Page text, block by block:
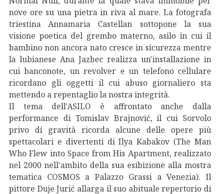
nove ore su una pietra in riva al mare. La fotografa
triestina Annamaria Castellan sottopone la sua
visione poetica del grembo materno, asilo in cui il
bambino non ancora nato cresce in sicurezza mentre
la lubianese Ana Jazbec realizza un'installazione in
cui banconote, un revolver e un telefono cellulare
ricordano gli oggetti il cui abuso giornaliero sta
mettendo a repentaglio la nostra integrità.
Il tema dell'ASILO è affrontato anche dalla
performance di Tomislav Brajnović, il cui Sorvolo
privo di gravità ricorda alcune delle opere più
spettacolari e divertenti di Ilya Kabakov (The Man
Who Flew into Space from His Apartment, realizzato
nel 2000 nell'ambito della sua esibizione alla mostra
tematica COSMOS a Palazzo Grassi a Venezia). Il
pittore Duje Jurić allarga il suo abituale repertorio di